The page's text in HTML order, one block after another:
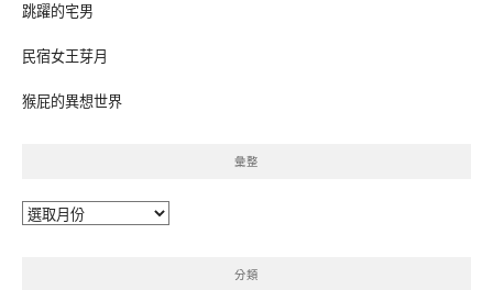
跳躍的宅男
民宿女王芽月
猴屁的異想世界
彙整
彙
分類